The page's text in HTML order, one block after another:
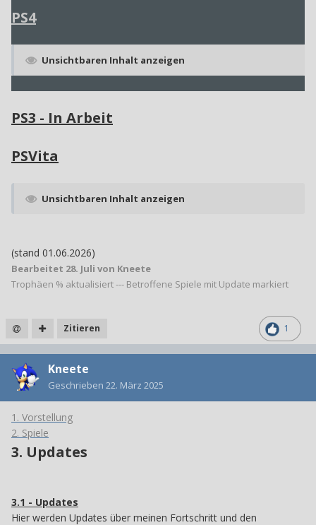
PS4
Unsichtbaren Inhalt anzeigen
PS3 - In Arbeit
PSVita
Unsichtbaren Inhalt anzeigen
(stand 01.06.2026)
Bearbeitet 28. Juli von Kneete
Trophäen % aktualisiert --- Betroffene Spiele mit Update markiert
1
Zitieren
Kneete
Geschrieben 22. März 2025
1. Vorstellung
2. Spiele
3. Updates
3.1 - Updates
Hier werden Updates über meinen Fortschritt und den